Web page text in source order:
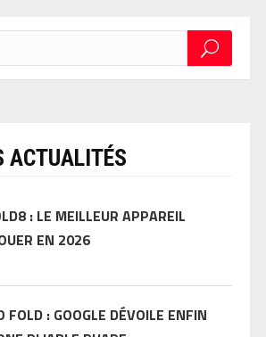
ACTUALITÉS
: LE MEILLEUR APPAREIL
EN 2026
FOLD : GOOGLE DÉVOILE ENFIN